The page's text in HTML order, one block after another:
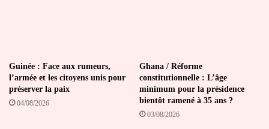
Guinée : Face aux rumeurs,
l’armée et les citoyens unis pour
préserver la paix
04/08/2026
Ghana / Réforme
constitutionnelle : L’âge
minimum pour la présidence
bientôt ramené à 35 ans ?
03/08/2026